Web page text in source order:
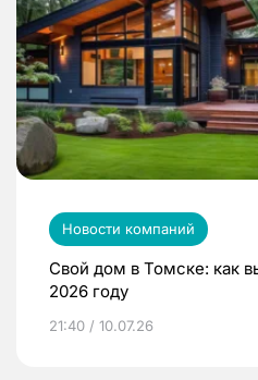
Новости компаний
Свой дом в Томске: как
2026 году
21:40 / 10.07.26